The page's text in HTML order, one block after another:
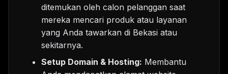
ditemukan oleh calon pelanggan saat
mereka mencari produk atau layanan
yang Anda tawarkan di Bekasi atau
sekitarnya.
Setup Domain & Hosting: Membantu